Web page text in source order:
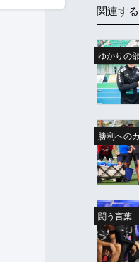
関連す
ゆかりの
勝利への
闘う言葉